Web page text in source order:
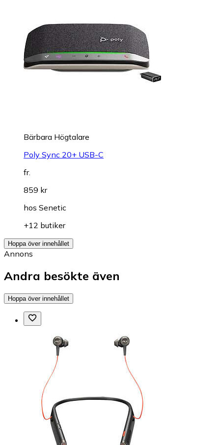
Bärbara Högtalare
Poly Sync 20+ USB-C
fr.
859 kr
hos Senetic
+12 butiker
Hoppa över innehållet
Annons
Andra besökte även
Hoppa över innehållet